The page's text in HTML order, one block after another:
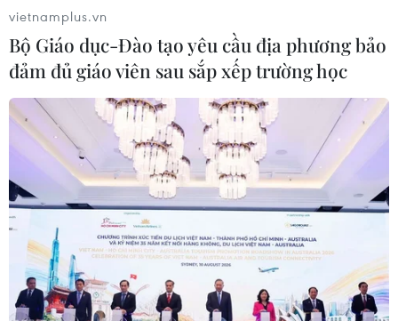
Điện Biên: Triệt phá đường dây vận
chuyển trái phép chất ma túy xuyên quốc
gia
02/05/2025 07:54
vietnamplus.vn
Bộ Giáo dục-Đào tạo yêu cầu địa phương bảo
đảm đủ giáo viên sau sắp xếp trường học